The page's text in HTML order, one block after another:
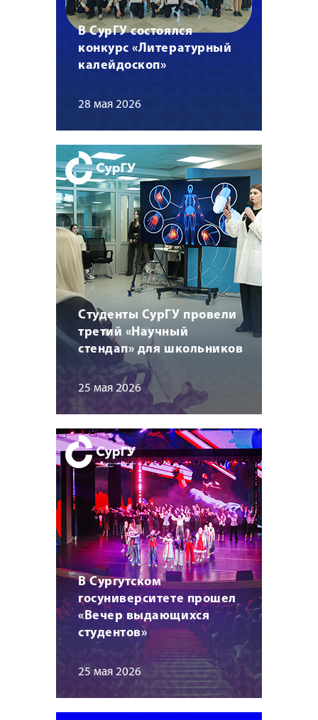
В СурГУ состоялся
конкурс «Литературный
калейдоскоп»
28 мая 2026
Студенты СурГУ провели
третий «Научный
стендап» для школьников
25 мая 2026
В Сургутском
госуниверситете прошел
«Вечер выдающихся
студентов»
25 мая 2026